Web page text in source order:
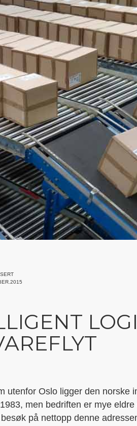
utenfor Oslo ligger den norske
men bedriften er mye
på nettopp denne